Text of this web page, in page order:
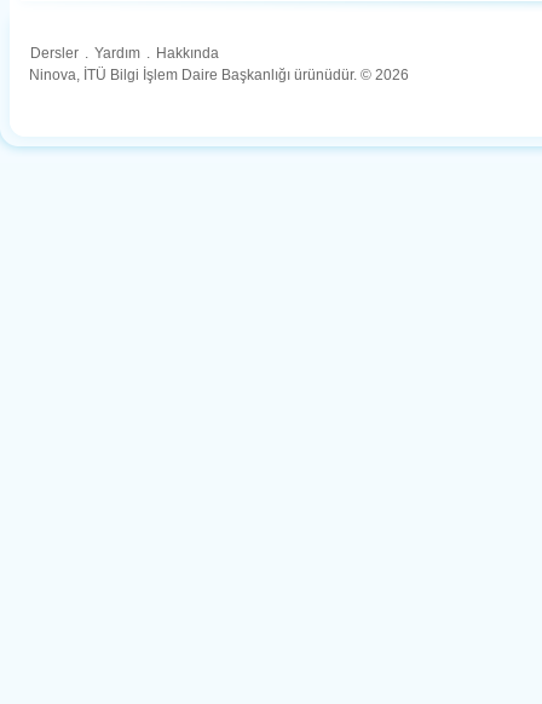
Dersler . Yardım . Hakkında
Ninova, İTÜ Bilgi İşlem Daire Başkanlığı ürünüdür. © 2026